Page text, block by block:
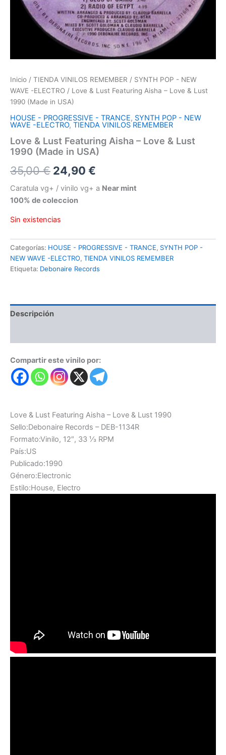
Inicio / TIENDA VINILOS REMEMBER / SYNTH POP - NEW
WAVE -ELECTRO / Love & Lust Featuring Aisha – Love & Lust
1990 (Made in USA)
HOUSE - PROGRESSIVE - TRANCE, SYNTH POP - NEW
WAVE -ELECTRO, TIENDA VINILOS REMEMBER
Love & Lust Featuring Aisha – Love & Lust
1990 (Made in USA)
35,00€ El
precio
original
era:
35,00 €.
24,90 €
precio
24,90 €.
Caratula vg+ / vinilo vg+ a Near mint
100% de coleccion
Sin existencias
Categorías: HOUSE - PROGRESSIVE - TRANCE, SYNTH POP -
NEW WAVE -ELECTRO, TIENDA VINILOS REMEMBER
Etiqueta: Debonaire Records
Descripción
Compartir este vinilo por:
Love & Lust Featuring Aisha – Love & Lust 1990
Sello:Debonaire Records – DEB-1134R
Formato:Vinilo, 12″, 33 ⅓ RPM
País:US
Publicado:1990
Género:Electronic
Estilo:House, Electro